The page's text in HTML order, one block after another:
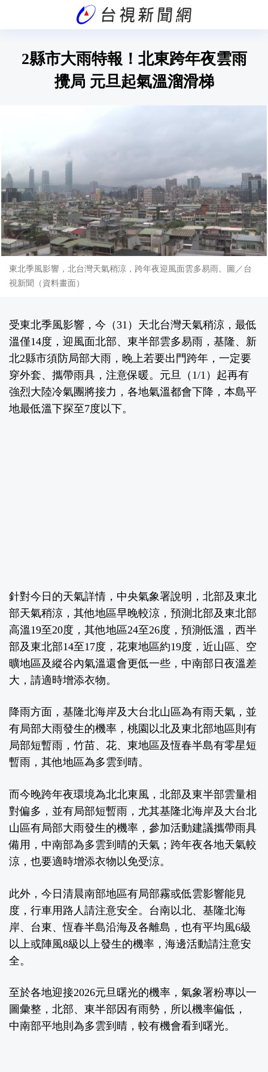
2縣市大雨特報！北東跨年夜雲雨
攪局 元旦起氣溫溜滑梯
東北季風影響，北台灣天氣稍涼，跨年夜迎風面雲多易雨。圖／台
視新聞（資料畫面）
受東北季風影響，今（31）天北台灣天氣稍涼，最低
溫僅14度，迎風面北部、東半部雲多易雨，基隆、新
北2縣市須防局部大雨，晚上若要出門跨年，一定要
穿外套、攜帶雨具，注意保暖。元旦（1/1）起再有
強烈大陸冷氣團將接力，各地氣溫都會下降，本島平
地最低溫下探至7度以下。
針對今日的天氣詳情，中央氣象署說明，北部及東北
部天氣稍涼，其他地區早晚較涼，預測北部及東北部
高溫19至20度，其他地區24至26度，預測低溫，西半
部及東北部14至17度，花東地區約19度，近山區、空
曠地區及縱谷內氣溫還會更低一些，中南部日夜溫差
大，請適時增添衣物。
降雨方面，基隆北海岸及大台北山區為有雨天氣，並
有局部大雨發生的機率，桃園以北及東北部地區則有
局部短暫雨，竹苗、花、東地區及恆春半島有零星短
暫雨，其他地區為多雲到晴。
而今晚跨年夜環境為北北東風，北部及東半部雲量相
對偏多，並有局部短暫雨，尤其基隆北海岸及大台北
山區有局部大雨發生的機率，參加活動建議攜帶雨具
備用，中南部為多雲到晴的天氣；跨年夜各地天氣較
涼，也要適時增添衣物以免受涼。
此外，今日清晨南部地區有局部霧或低雲影響能見
度，行車用路人請注意安全。台南以北、基隆北海
岸、台東、恆春半島沿海及各離島，也有平均風6級
以上或陣風8級以上發生的機率，海邊活動請注意安
全。
至於各地迎接2026元旦曙光的機率，氣象署粉專以一
圖彙整，北部、東半部因有雨勢，所以機率偏低，
中南部平地則為多雲到晴，較有機會看到曙光。